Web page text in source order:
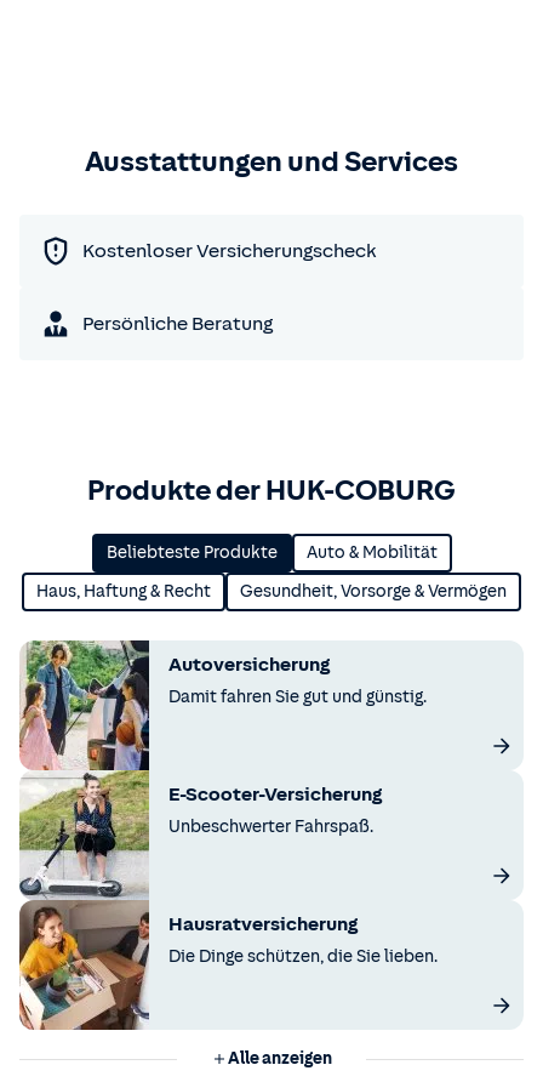
Ausstattungen und Services
Kostenloser Versicherungscheck
Persönliche Beratung
Produkte der HUK-COBURG
Beliebteste Produkte Auto & Mobilität
Haus, Haftung & Recht Gesundheit, Vorsorge & Vermögen
Autoversicherung
Damit fahren Sie gut und günstig.
E-Scooter-Versicherung
Unbeschwerter Fahrspaß.
Hausratversicherung
Die Dinge schützen, die Sie lieben.
Alle anzeigen